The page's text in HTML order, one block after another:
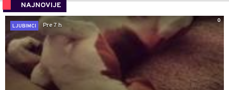
NAJNOVIJE
0
LJUBIMCI
Pre 7 h